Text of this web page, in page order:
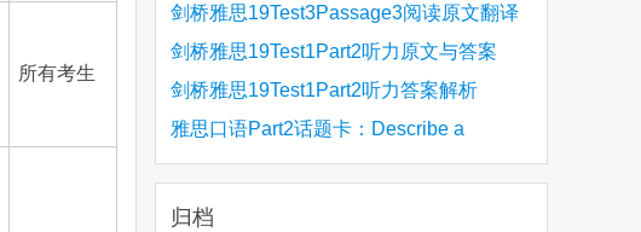
所有考生
旅游业 手把手带你写高分范文
剑桥雅思19Test3Passage3阅读原文翻译
Is the era of artificial speech translation
upon us 人工智能语言翻译
剑桥雅思19Test1Part2听力原文与答案
Stanthorpe Twinning Association
剑桥雅思19Test1Part2听力答案解析
Stanthorpe Twinning Association
雅思口语Part2话题卡：Describe a
creative person (e.g. an artist, a musician,
etc.) you admire 钦佩的有创造力的人
归档